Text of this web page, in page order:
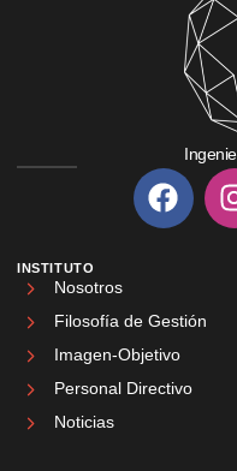
INSTITUTO
Nosotros
Filosofía de Gestión
Imagen-Objetivo
Personal Directivo
Noticias